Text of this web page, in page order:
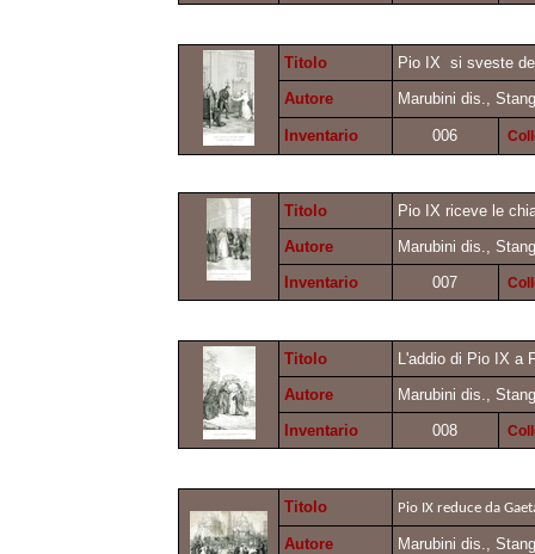
Titolo
Pio IX si sveste
Autore
Marubini dis.,
Inventario 006
Titolo
Pio IX riceve le
Autore
Marubini dis.,
Inventario
007
Titolo
L'addio di Pio IX a
Autore
Marubini dis.,
Inventario
008
Titolo Pio IX reduce da
Autore
Marubini dis.,